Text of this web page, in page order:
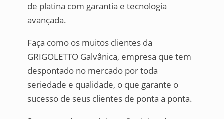
de platina com garantia e tecnologia
avançada.
Faça como os muitos clientes da
GRIGOLETTO Galvânica, empresa que tem
despontado no mercado por toda
seriedade e qualidade, o que garante o
sucesso de seus clientes de ponta a ponta.